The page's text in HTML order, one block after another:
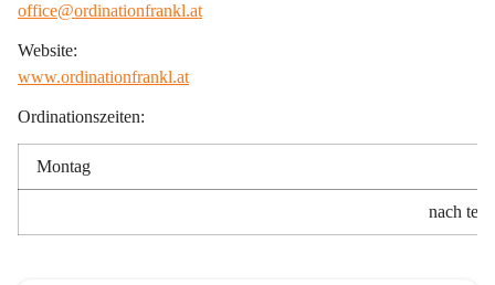
office@ordinationfrankl.at
Website:
www.ordinationfrankl.at
Ordinationszeiten:
Montag
nach